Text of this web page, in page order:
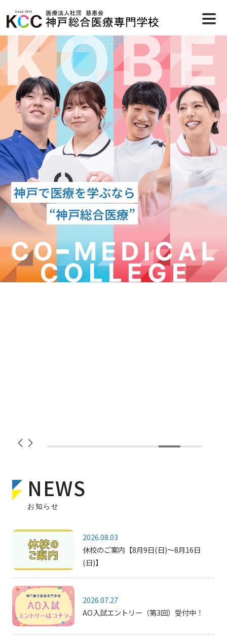
神戸で医療を学ぶなら
“神戸総合医療”
NEWS
お知らせ
2026.08.03
休校のご案内【8月9日(日)～8月16日
(日)】
2026.07.27
AO入試エントリー（第3回）受付中！